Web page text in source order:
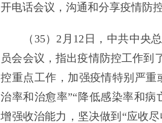
开电话会议，沟通和分享疫情防
（35）2月12日，中共中央总
员会会议，指出疫情防控工作到
控重点工作，加强疫情特别严
治率和治愈率”“降低感染率和
增强收治能力，坚决做到“应收